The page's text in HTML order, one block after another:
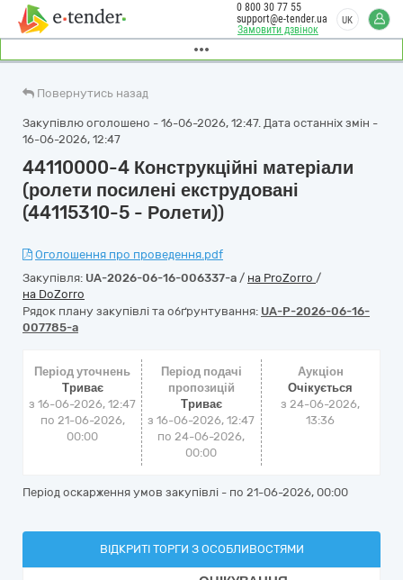
Замовити дзвінок
0 800 30 77 55
support@e-tender.ua
UK
Повернутись назад
Закупівлю оголошено - 16-06-2026, 12:47. Дата останніх змін -
16-06-2026, 12:47
44110000-4 Конструкційні матеріали
(ролети посилені екструдовані
(44115310-5 - Ролети))
Оголошення про проведення.pdf
Закупівля: UA-2026-06-16-006337-a / на ProZorro /
на DoZorro
Рядок плану закупівлі та обґрунтування: UA-P-2026-06-16-
007785-a
Період уточнень
Триває
з 16-06-2026, 12:47
по 21-06-2026,
00:00
Період подачі
пропозицій
Триває
з 16-06-2026, 12:47
по 24-06-2026,
00:00
Аукціон
Очікується
з24-06-2026,
13:36
Період оскарження умов закупівлі - по 21-06-2026, 00:00
ВІДКРИТІ ТОРГИ З ОСОБЛИВОСТЯМИ